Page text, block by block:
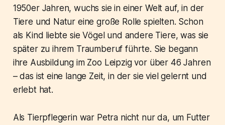
1950er Jahren, wuchs sie in einer Welt auf, in der
Tiere und Natur eine große Rolle spielten. Schon
als Kind liebte sie Vögel und andere Tiere, was sie
später zu ihrem Traumberuf führte. Sie begann
ihre Ausbildung im Zoo Leipzig vor über 46 Jahren
– das ist eine lange Zeit, in der sie viel gelernt und
erlebt hat.
Als Tierpflegerin war Petra nicht nur da, um Futter